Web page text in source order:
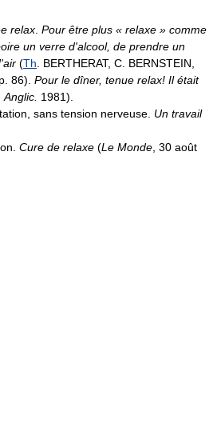
relax Pour être plus « relaxe » comme
un verre d'alcool, de prendre un
(Th . BERTHERAT, C. BERNSTEIN,
86). Pour le dîner, tenue relax! Il était
Anglic. 1981).
sans tension nerveuse. Un travail
Cure de relaxe (Le Monde , 30 août